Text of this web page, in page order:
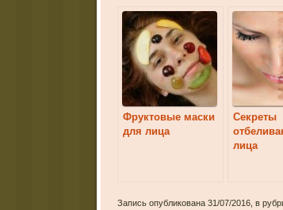
Фруктовые маски
для лица
Секреты
лица
Запись опубликована 31/07/2016, в